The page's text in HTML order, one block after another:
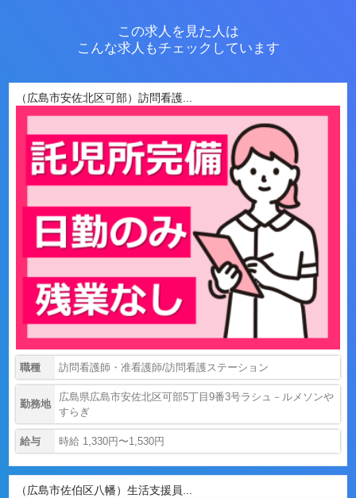
この求人を見た人は
こんな求人もチェックしています
（広島市安佐北区可部）訪問看護...
職種 訪問看護師・准看護師/訪問看護ステーション
勤務地
広島県広島市安佐北区可部5丁目9番3号ラシュ－ルメソンや
すらぎ
給与 時給 1,330円〜1,530円
（広島市佐伯区八幡）生活支援員...